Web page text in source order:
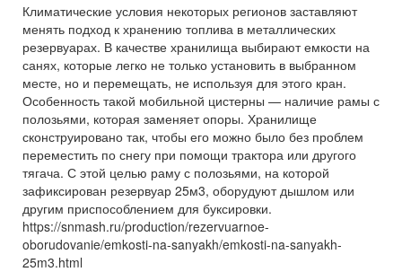
Климатические условия некоторых регионов заставляют
менять подход к хранению топлива в металлических
резервуарах. В качестве хранилища выбирают емкости на
санях, которые легко не только установить в выбранном
месте, но и перемещать, не используя для этого кран.
Особенность такой мобильной цистерны — наличие рамы с
полозьями, которая заменяет опоры. Хранилище
сконструировано так, чтобы его можно было без проблем
переместить по снегу при помощи трактора или другого
тягача. С этой целью раму с полозьями, на которой
зафиксирован резервуар 25м3, оборудуют дышлом или
другим приспособлением для буксировки.
https://snmash.ru/production/rezervuarnoe-
oborudovanie/emkosti-na-sanyakh/emkosti-na-sanyakh-
25m3.html